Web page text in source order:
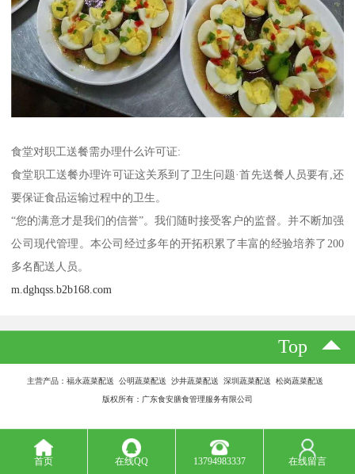
食堂对职工送餐需办理什么许可证:
食堂职工送餐办理许可证这关系到了卫生问题·首先送餐人员要有,还
要保证食品运输过程中的卫生。
“您的满意才是我们的信誉”。我们随时接受客户的监督。并不断加强
公司现代管理。本公司经过多年的开拓积累了丰富的经验培养了200
多名配送人员。
m.dghqss.b2b168.com
Top
主营产品：福永蔬菜配送 公明蔬菜配送 沙井蔬菜配送 深圳蔬菜配送 松岗蔬菜配送
版权所有：广东食安膳食管理服务有限公司
首页 在线QQ 13794983337 在线留言